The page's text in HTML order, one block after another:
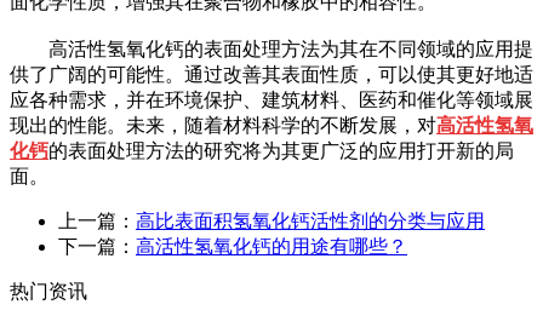
高活性氢氧化钙的表面处理方法为其在不同领域的应用提
供了广阔的可能性。通过改善其表面性质，可以使其更好地适
应各种需求，并在环境保护、建筑材料、医药和催化等领域展
现出的性能。未来，随着材料科学的不断发展，对高活性氢氧
化钙的表面处理方法的研究将为其更广泛的应用打开新的局
面。
上一篇： 高比表面积氢氧化钙活性剂的分类与应用
下一篇： 高活性氢氧化钙的用途有哪些？
热门资讯